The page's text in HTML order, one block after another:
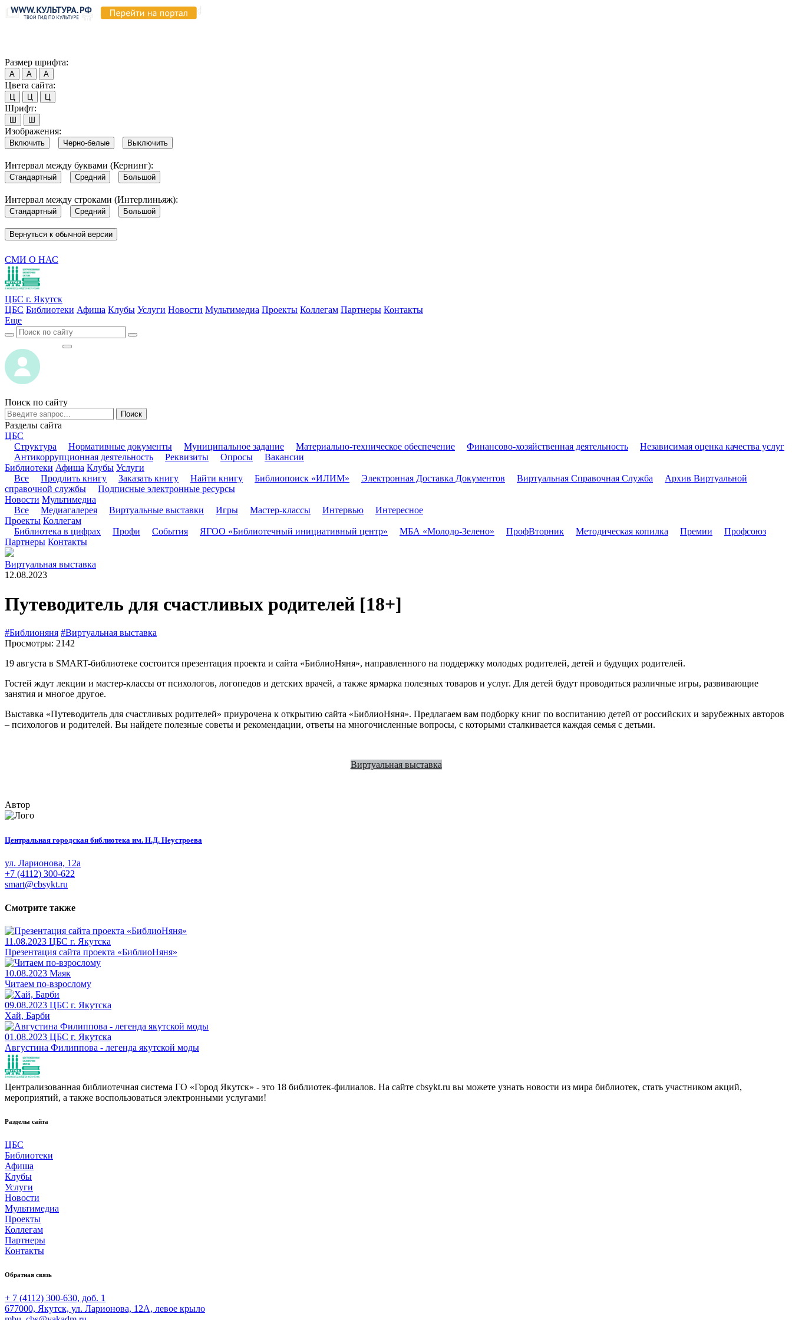
Размер шрифта:
А А А
Цвета сайта:
Ц Ц Ц
Шрифт:
Ш Ш
Изображения:
Включить Черно-белые Выключить
Интервал между буквами (Кернинг):
Стандартный Средний Большой
Интервал между строками (Интерлиньяж):
Стандартный Средний Большой
Вернуться к обычной версии
СМИ О НАС
ЦБС г. Якутск
ЦБС Библиотеки Афиша Клубы Услуги Новости Мультимедиа Проекты Коллегам Партнеры Контакты
Еще
Поиск по сайту
Поиск
Разделы сайта
ЦБС
Структура
Нормативные документы Муниципальное задание Материально-техническое обеспечение Финансово-хозяйственная деятельность
Независимая оценка качества услуг
Антикоррупционная деятельность
Реквизиты Опросы
Вакансии
Библиотеки Афиша Клубы Услуги
Все
Продлить книгу Заказать книгу Найти книгу Библиопоиск «ИЛИМ» Электронная Доставка Документов Виртуальная Справочная Служба
Архив Виртуальной
справочной службы
Подписные электронные ресурсы
Новости Мультимедиа
Все
Медиагалерея Виртуальные выставки Игры Мастер-классы Интервью
Интересное
Проекты Коллегам
Библиотека в цифрах
Профи События ЯГОО «Библиотечный инициативный центр» МБА «Молодо-Зелено» ПрофВторник Методическая копилка Премии
Профсоюз
Партнеры Контакты
Виртуальная выставка
12.08.2023
Путеводитель для счастливых родителей [18+]
#Библионяня #Виртуальная выставка
Просмотры: 2142
19 августа в SMART-библиотеке состоится презентация проекта и сайта «БиблиоНяня», направленного на поддержку молодых родителей, детей и будущих родителей.
Гостей ждут лекции и мастер-классы от психологов, логопедов и детских врачей, а также ярмарка полезных товаров и услуг. Для детей будут проводиться различные игры, развивающие
занятия и многое другое.
Выставка «Путеводитель для счастливых родителей» приурочена к открытию сайта «БиблиоНяня». Предлагаем вам подборку книг по воспитанию детей от российских и зарубежных авторов
– психологов и родителей. Вы найдете полезные советы и рекомендации, ответы на многочисленные вопросы, с которыми сталкивается каждая семья с детьми.
Виртуальная выставка
Автор
Центральная городская библиотека им. Н.Д. Неустроева
ул. Ларионова, 12а
+7 (4112) 300-622
smart@cbsykt.ru
Смотрите также
11.08.2023 ЦБС г. Якутска
Презентация сайта проекта «БиблиоНяня»
10.08.2023 Маяк
Читаем по-взрослому
09.08.2023 ЦБС г. Якутска
Хай, Барби
01.08.2023 ЦБС г. Якутска
Августина Филиппова - легенда якутской моды
Централизованная библиотечная система ГО «Город Якутск» - это 18 библиотек-филиалов. На сайте cbsykt.ru вы можете узнать новости из мира библиотек, стать участником акций,
мероприятий, а также воспользоваться электронными услугами!
Разделы сайта
ЦБС
Библиотеки
Афиша
Клубы
Услуги
Новости
Мультимедиа
Проекты
Коллегам
Партнеры
Контакты
Обратная связь
+ 7 (4112) 300-630, доб. 1
677000, Якутск, ул. Ларионова, 12А, левое крыло